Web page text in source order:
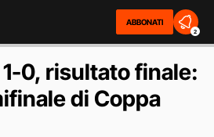
ABBONATI
2
0, risultato finale:
di Coppa